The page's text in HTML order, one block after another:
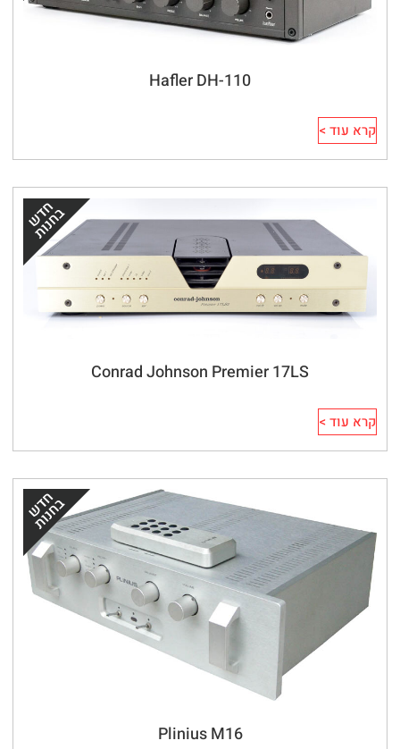
Hafler DH-110
קרא עוד >
Conrad Johnson Premier 17LS
קרא עוד >
Plinius M16